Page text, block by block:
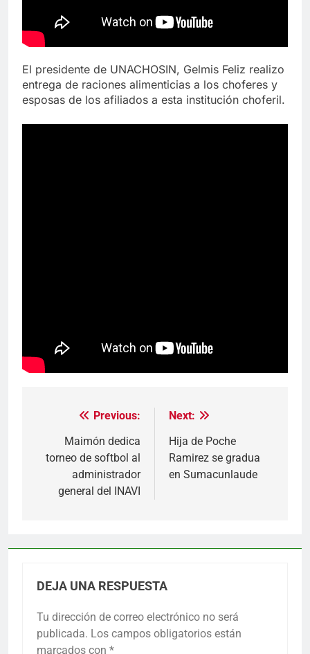
El presidente de UNACHOSIN, Gelmis Feliz realizo
entrega de raciones alimenticias a los choferes y
esposas de los afiliados a esta institución choferil.
Navegación
entradas
Previous:
Maimón dedica
torneo de softbol al
administrador
general del INAVI
Next:
Hija de Poche
Ramirez se gradua
en Sumacunlaude
DEJA UNA RESPUESTA
Tu dirección de correo electrónico no será
publicada. Los campos obligatorios están
marcados con *